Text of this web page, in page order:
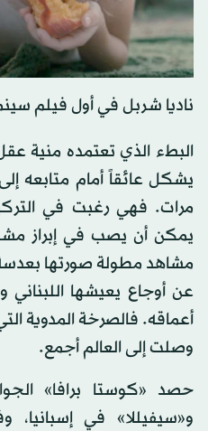
ناديا شربل في أول فيلم
البطء الذي تعتمده منية
يشكل عائقاً أمام متابعه
مرات. فهي رغبت في
يمكن أن يصب في إبراز
مشاهد مطولة صورتها
عن أوجاع يعيشها
أعماقه. فالصرخة المدوية
وصلت إلى العالم أجمع.
حصد «كوستا برافا»
و«سيفيللا» في